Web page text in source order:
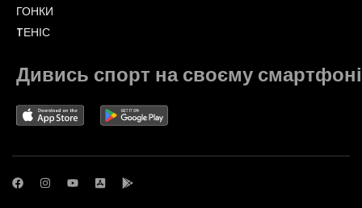
ГОНКИ
TЕНІС
Дивись спорт на своєму смартфоні